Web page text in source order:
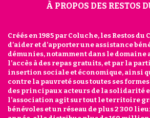
À PROPOS DES RESTOS
Créés en 1985 par Coluche, les Restos du
d’aider et d’apporter une assistance
démunies, notamment dans le
l’accès à des repas gratuits, et par la
insertion sociale et économique, ainsi
contre la pauvreté sous toutes ses
des principaux acteurs de la solidarité
l’association agit sur tout le territoire
bénévoles et un réseau de plus 2 300